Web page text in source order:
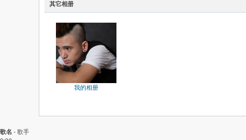
其它相册
我的相册
歌名 - 歌手